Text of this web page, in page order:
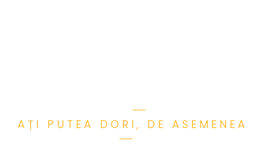
AȚI PUTEA DORI, DE ASEMENEA